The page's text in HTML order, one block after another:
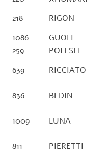
218
RIGON
1086
GUOLI
259
POLESEL
639
RICCIATO
836 BEDIN
1009 LUNA
811 PIERETTI